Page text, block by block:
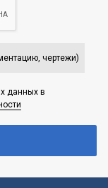
чертежи)
данных в